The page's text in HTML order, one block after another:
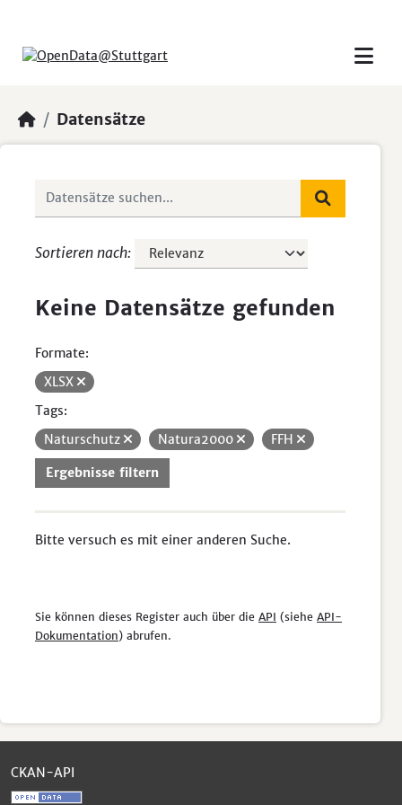
Datensätze
Sortieren nach
Keine Datensätze gefunden
Formate:
XLSX
Tags:
Naturschutz
Natura2000 FFH
Ergebnisse filtern
Bitte versuch es mit einer anderen Suche.
Sie können dieses Register auch über die API (siehe API-
Dokumentation) abrufen.
CKAN-API